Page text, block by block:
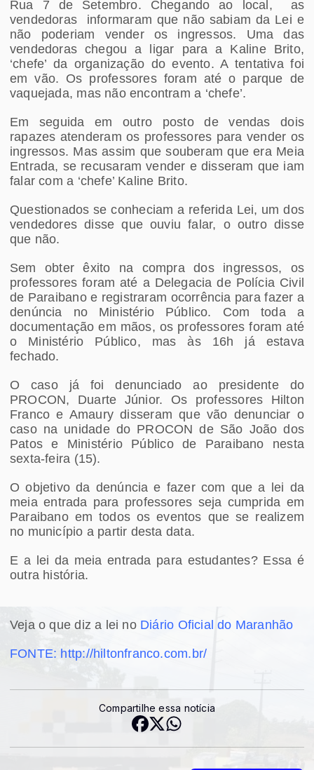
Rua 7 de Setembro. Chegando ao local, as
vendedoras informaram que não sabiam da Lei e
não poderiam vender os ingressos. Uma das
vendedoras chegou a ligar para a Kaline Brito,
‘chefe’ da organização do evento. A tentativa foi
em vão. Os professores foram até o parque de
vaquejada, mas não encontram a ‘chefe’.
Em seguida em outro posto de vendas dois
rapazes atenderam os professores para vender os
ingressos. Mas assim que souberam que era Meia
Entrada, se recusaram vender e disseram que iam
falar com a ‘chefe’ Kaline Brito.
Questionados se conheciam a referida Lei, um dos
vendedores disse que ouviu falar, o outro disse
que não.
Sem obter êxito na compra dos ingressos, os
professores foram até a Delegacia de Polícia Civil
de Paraibano e registraram ocorrência para fazer a
denúncia no Ministério Público. Com toda a
documentação em mãos, os professores foram até
o Ministério Público, mas às 16h já estava
fechado.
O caso já foi denunciado ao presidente do
PROCON, Duarte Júnior. Os professores Hilton
Franco e Amaury disseram que vão denunciar o
caso na unidade do PROCON de São João dos
Patos e Ministério Público de Paraibano nesta
sexta-feira (15).
O objetivo da denúncia e fazer com que a lei da
meia entrada para professores seja cumprida em
Paraibano em todos os eventos que se realizem
no município a partir desta data.
E a lei da meia entrada para estudantes? Essa é
outra história.
Veja o que diz a lei no Diário Oficial do Maranhão
FONTE: http://hiltonfranco.com.br/
Compartilhe essa notícia